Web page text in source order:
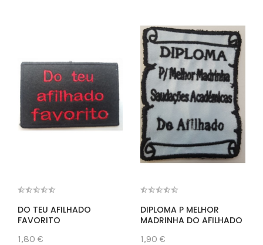
DO TEU AFILHADO
FAVORITO
1,80 €
DIPLOMA P MELHOR
MADRINHA DO AFILHADO
1,90 €